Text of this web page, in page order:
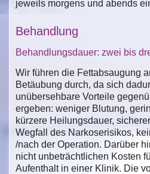
jeweils morgens und abends
Behandlung
Behandlungsdauer: zwei bis
Wir führen die Fettabsaugung
Betäubung durch, da sich
unübersehbare Vorteile
ergeben: weniger Blutung,
kürzere Heilungsdauer,
Wegfall des Narkoserisikos,
/nach der Operation. Darüber
nicht unbeträchtlichen Kosten
Aufenthalt in einer Klinik. Die